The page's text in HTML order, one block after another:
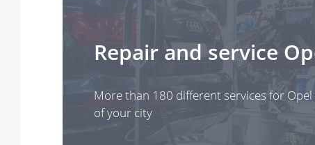
Repair and service
More than 180 different services for
of your city